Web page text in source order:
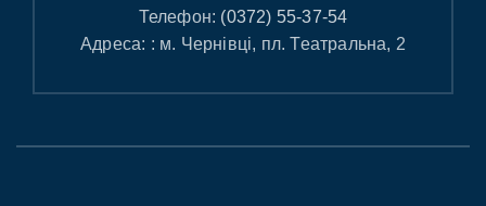
Телефон: (0372) 55-37-54
Адреса: : м. Чернівці, пл. Театральна, 2